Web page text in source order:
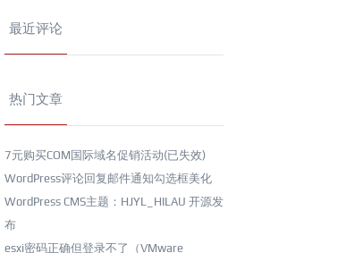
最近评论
热门文章
7元购买COM国际域名促销活动(已失效)
WordPress评论回复邮件通知勾选框美化
WordPress CMS主题：HJYL_HILAU 开源发
布
esxi密码正确但登录不了（VMware